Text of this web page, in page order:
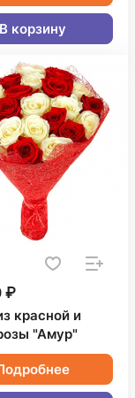
В корзину
₽
красной и
"Амур"